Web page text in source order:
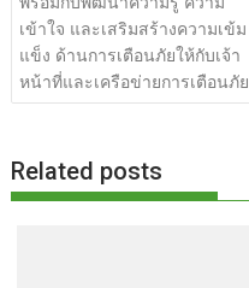
o
o
k
t
เข้าใจ และเสริมสร้างความเข้ม
แข็ง ด้านการเตือนภัยให้กับเจ้า
หน้าที่และเครือข่ายการเตือนภัย
Related posts